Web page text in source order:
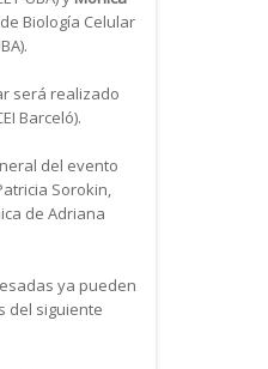
Biología Celular
será realizado
Barceló).
del evento
Sorokin,
de Adriana
ya pueden
del siguiente